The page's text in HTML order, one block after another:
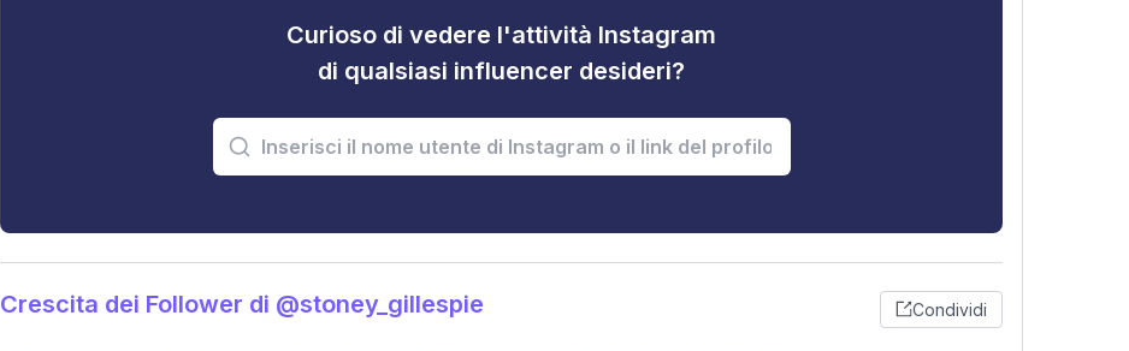
Curioso di vedere l'attività Instagram
di qualsiasi influencer desideri?
Crescita dei Follower di @stoney_gillespie Condividi